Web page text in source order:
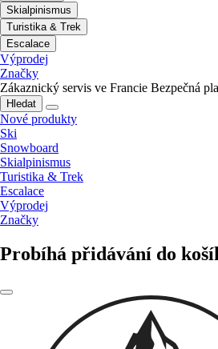
Skialpinismus
Turistika & Trek
Escalace
Výprodej
Značky
Zákaznický servis ve Francie Bezpečná
Hledat
Nové produkty
Ski
Snowboard
Skialpinismus
Turistika & Trek
Escalace
Výprodej
Značky
Probíhá přidávání do